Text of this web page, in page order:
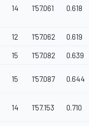
14 1'57.061 0.618
12 1'57.062 0.619
15 1'57.082 0.639
15 1'57.087 0.644
14 1'57.153 0.710